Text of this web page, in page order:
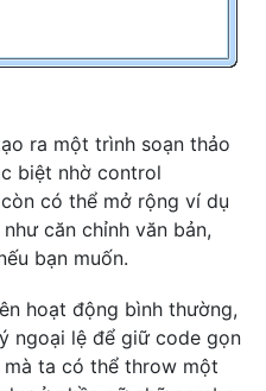
ra một trình soạn thảo
biệt nhờ control
có thể mở rộng ví dụ
căn chỉnh văn bản,
bạn muốn.
hoạt động bình thường,
ngoại lệ để giữ code gọn
ta có thể throw một